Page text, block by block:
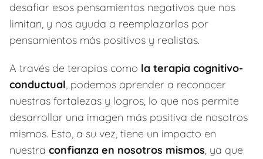
desafiar esos pensamientos negativos que nos
limitan, y nos ayuda a reemplazarlos por
pensamientos más positivos y realistas.
A través de terapias como la terapia cognitivo-
conductual, podemos aprender a reconocer
nuestras fortalezas y logros, lo que nos permite
desarrollar una imagen más positiva de nosotros
mismos. Esto, a su vez, tiene un impacto en
nuestra confianza en nosotros mismos, ya que